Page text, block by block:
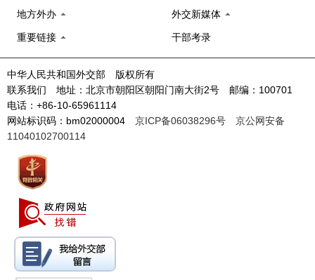
地方外办 外交新媒体
重要链接 干部考录
中华人民共和国外交部 版权所有
联系我们 地址：北京市朝阳区朝阳门南大街2号 邮编：100701
电话：+86-10-65961114
网站标识码：bm02000004 京ICP备06038296号
京公网安备
11040102700114